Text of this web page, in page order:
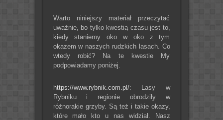
Warto niniejszy materiał przeczytać
uważnie, bo tylko kwestią czasu jest to,
kiedy staniemy oko w oko z tym
okazem w naszych rudzkich lasach. Co
wtedy robić? Na te kwestie My
podpowiadamy poniżej.
https://www.rybnik.com.pl/: Lasy w
Rybniku i regionie obrodziły w
różnorakie grzyby. Są też i takie okazy,
które mało kto u nas widział. Nasz